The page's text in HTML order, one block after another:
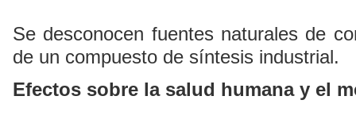
Se desconocen fuentes naturales de
de un compuesto de síntesis industrial.
Efectos sobre la salud humana y el